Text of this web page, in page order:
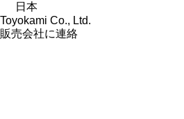
日本
Toyokami Co., Ltd.
販売会社に連絡